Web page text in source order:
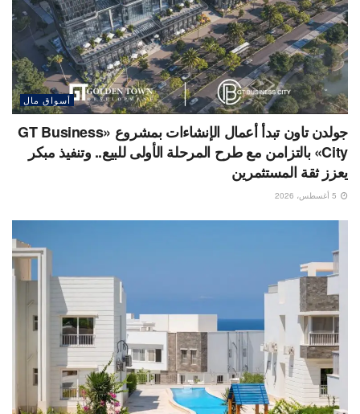
أسواق مال
جولدن تاون تبدأ أعمال الإنشاءات بمشروع «GT Business
City» بالتزامن مع طرح المرحلة الأولى للبيع.. وتنفيذ مبكر
يعزز ثقة المستثمرين